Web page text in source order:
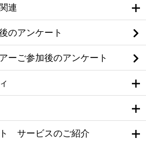
連
のアンケート
ーご参加後のアンケート
サービスのご紹介